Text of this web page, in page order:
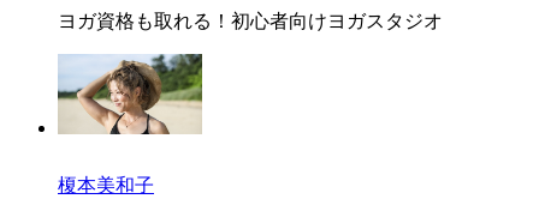
ヨガ資格も取れる！初心者向けヨガスタジオ
榎本美和子